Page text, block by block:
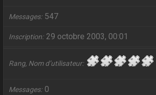
Messages 547
Inscription 29 octobre 2003, 00:01
Rang, Nom d’utilisateur
Messages 0